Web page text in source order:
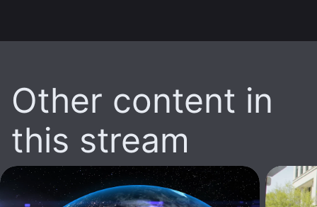
Other content in
this stream